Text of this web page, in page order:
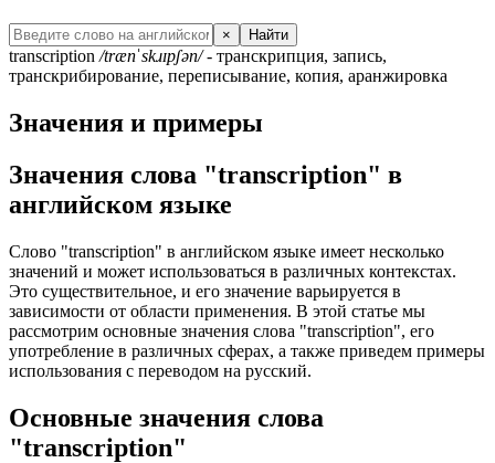
× Найти
transcription /trænˈskɹɪpʃən/- транскрипция, запись,
транскрибирование, переписывание, копия, аранжировка
Значения и примеры
Значения слова "transcription" в
английском языке
Слово "transcription" в английском языке имеет несколько
значений и может использоваться в различных контекстах.
Это существительное, и его значение варьируется в
зависимости от области применения. В этой статье мы
рассмотрим основные значения слова "transcription", его
употребление в различных сферах, а также приведем примеры
использования с переводом на русский.
Основные значения слова
"transcription"